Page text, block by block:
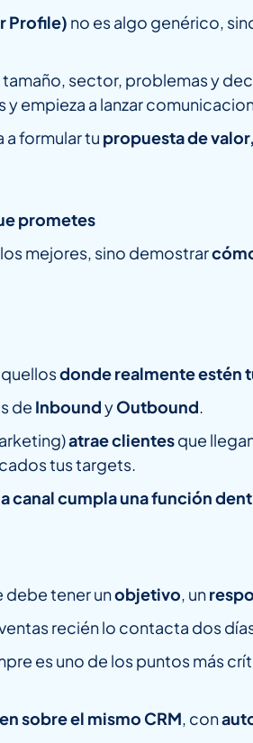
Profile) no es algo genérico,
tamaño, sector, problemas y
empieza a lanzar
a formular tu propuesta de valor,
prometes
mejores, sino demostrar
donde realmente estén
de InboundyOutbound.
atrae clientesque
tus targets.
canal cumpla una función
debe tener unobjetivo, un
recién lo contacta dos
es uno de los puntos más
sobre el mismo CRM, con